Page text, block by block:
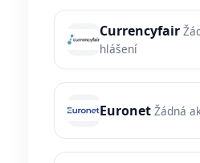
Currencyfair
hlášení
Euronet Žádná